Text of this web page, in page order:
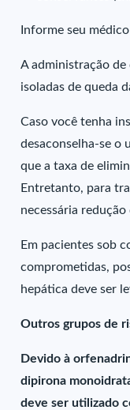
Informe seu
A administração
isoladas de queda
Caso você tenha
desaconselha-se o
que a taxa de
Entretanto, para
necessária redução
Em pacientes sob
comprometidas,
hepática deve ser
Outros grupos de
Devido à
dipirona
deve ser utilizado